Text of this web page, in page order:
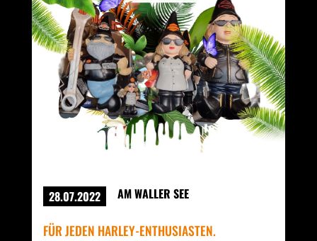
28.07.2022 AM WALLER SEE
FÜR JEDEN HARLEY-ENTHUSIASTEN.